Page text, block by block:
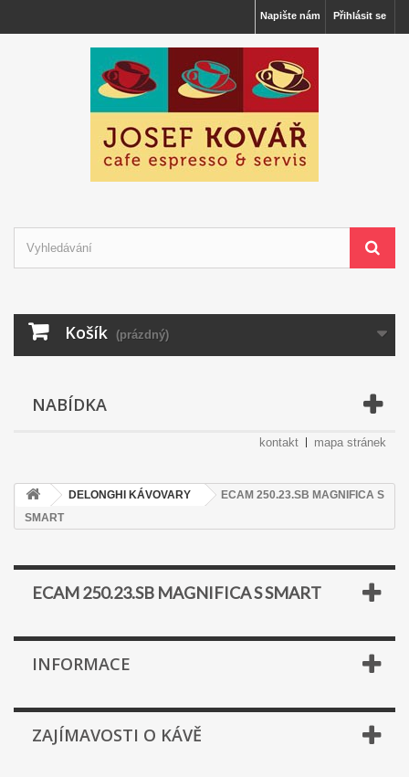
Přihlásit se
Napište nám
Košík (prázdný)
NABÍDKA
kontakt mapa stránek
DELONGHI KÁVOVARY
ECAM 250.23.SB MAGNIFICA S
SMART
ECAM 250.23.SB MAGNIFICA S SMART
INFORMACE
ZAJÍMAVOSTI O KÁVĚ